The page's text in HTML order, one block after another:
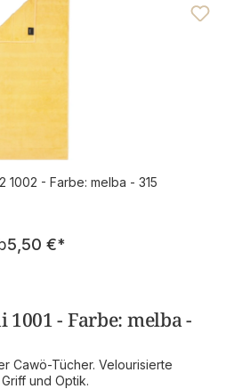
1002 - Farbe: melba - 315
Regulärer Preis:
5,50 €*
1001 - Farbe: melba -
Cawö-Tücher. Velourisierte
und Optik.